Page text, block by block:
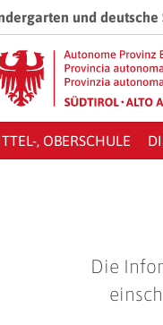
und deutsche
, OBERSCHULE
Die